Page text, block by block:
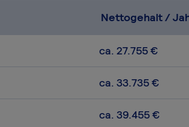
Nettogehalt /
ca. 27.755 €
ca. 33.735 €
ca. 39.455 €